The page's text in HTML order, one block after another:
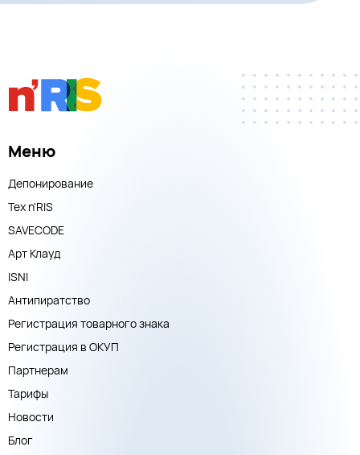
Меню
Депонирование
Тех n'RIS
SAVECODE
Арт Клауд
ISNI
Антипиратство
Регистрация товарного знака
Регистрация в ОКУП
Партнерам
Тарифы
Новости
Блог